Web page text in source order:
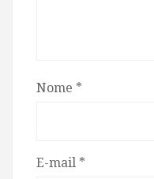
Nome *
E-mail *